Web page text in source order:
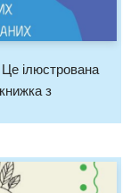
Це ілюстрована
з